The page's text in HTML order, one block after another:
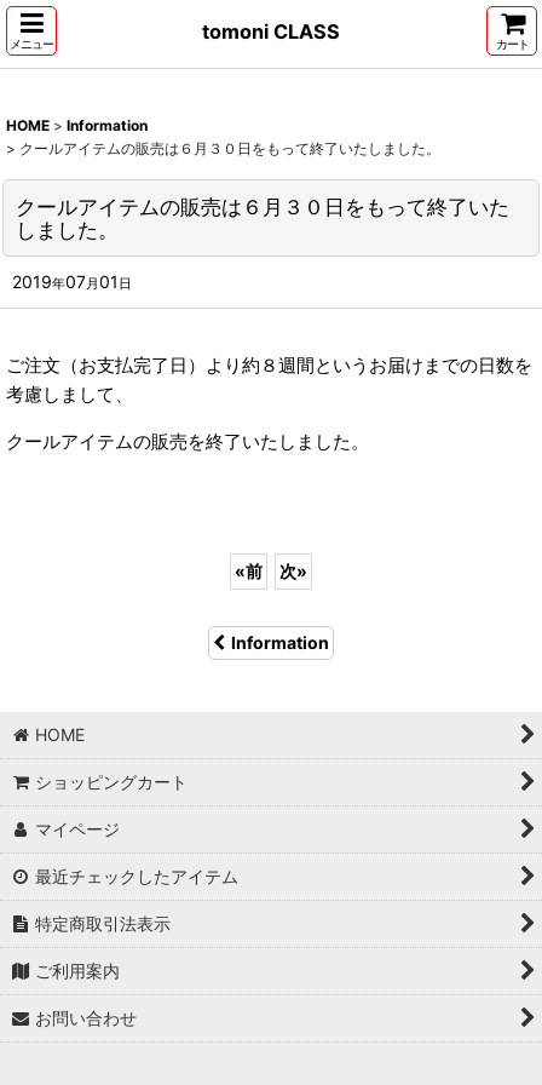
メニュー
tomoni CLASS
カート
HOME > Information
> クールアイテムの販売は６月３０日をもって終了いたしました。
クールアイテムの販売は６月３０日をもって終了いた
しました。
2019年07月01 日
ご注文（お支払完了日）より約８週間というお届けまでの日数を
考慮しまして、
クールアイテムの販売を終了いたしました。
«前 次»
Information
HOME
ショッピングカート
マイページ
最近チェックしたアイテム
特定商取引法表示
ご利用案内
お問い合わせ